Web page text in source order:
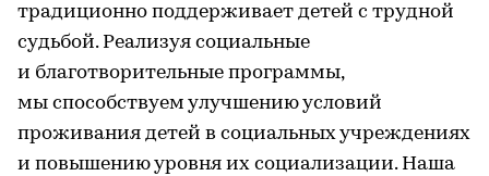
традиционно поддерживает детей с трудной
судьбой. Реализуя социальные
и благотворительные программы,
мы способствуем улучшению условий
проживания детей в социальных учреждениях
и повышению уровня их социализации. Наша